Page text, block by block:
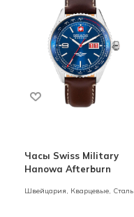
Часы Swiss Military
Hanowa Afterburn
Швейцария, Кварцевые, Сталь